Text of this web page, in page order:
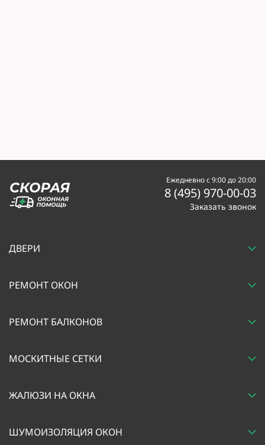
Ежедневно с 9:00 до 20:00
8 (495) 970-00-03
Заказать звонок
ДВЕРИ
РЕМОНТ ОКОН
РЕМОНТ БАЛКОНОВ
МОСКИТНЫЕ СЕТКИ
ЖАЛЮЗИ НА ОКНА
ШУМОИЗОЛЯЦИЯ ОКОН